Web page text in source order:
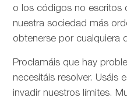
o los códigos no escritos
nuestra sociedad más
obtenerse por cualquiera
Proclamáis que hay
necesitáis resolver. Usáis
invadir nuestros límites.